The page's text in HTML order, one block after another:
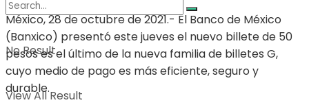
No Result
View All Result
México, 28 de octubre de 2021.- El Banco de México
(Banxico) presentó este jueves el nuevo billete de 50
pesos es el último de la nueva familia de billetes G,
cuyo medio de pago es más eficiente, seguro y
durable.